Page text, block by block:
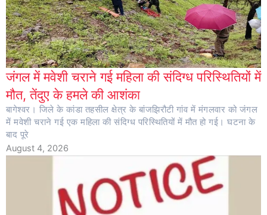
जंगल में मवेशी चराने गई महिला की संदिग्ध परिस्थितियों में
मौत, तेंदुए के हमले की आशंका
बागेश्वर। जिले के कांडा तहसील क्षेत्र के बांजझिरौटी गांव में मंगलवार को जंगल
में मवेशी चराने गई एक महिला की संदिग्ध परिस्थितियों में मौत हो गई। घटना के
बाद पूरे
August 4, 2026